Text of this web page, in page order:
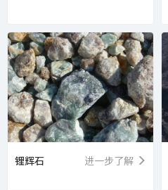
锂辉石 进一步了解